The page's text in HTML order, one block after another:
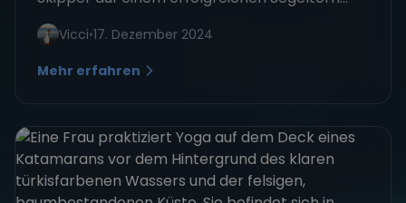
Vicci•17. Dezember 2024
Mehr erfahren